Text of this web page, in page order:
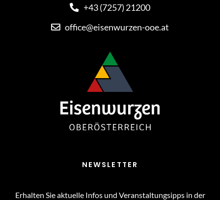
+43 (7257) 21200
office@eisenwurzen-ooe.at
NEWSLETTER
Erhalten Sie aktuelle Infos und Veranstaltungsipps in der